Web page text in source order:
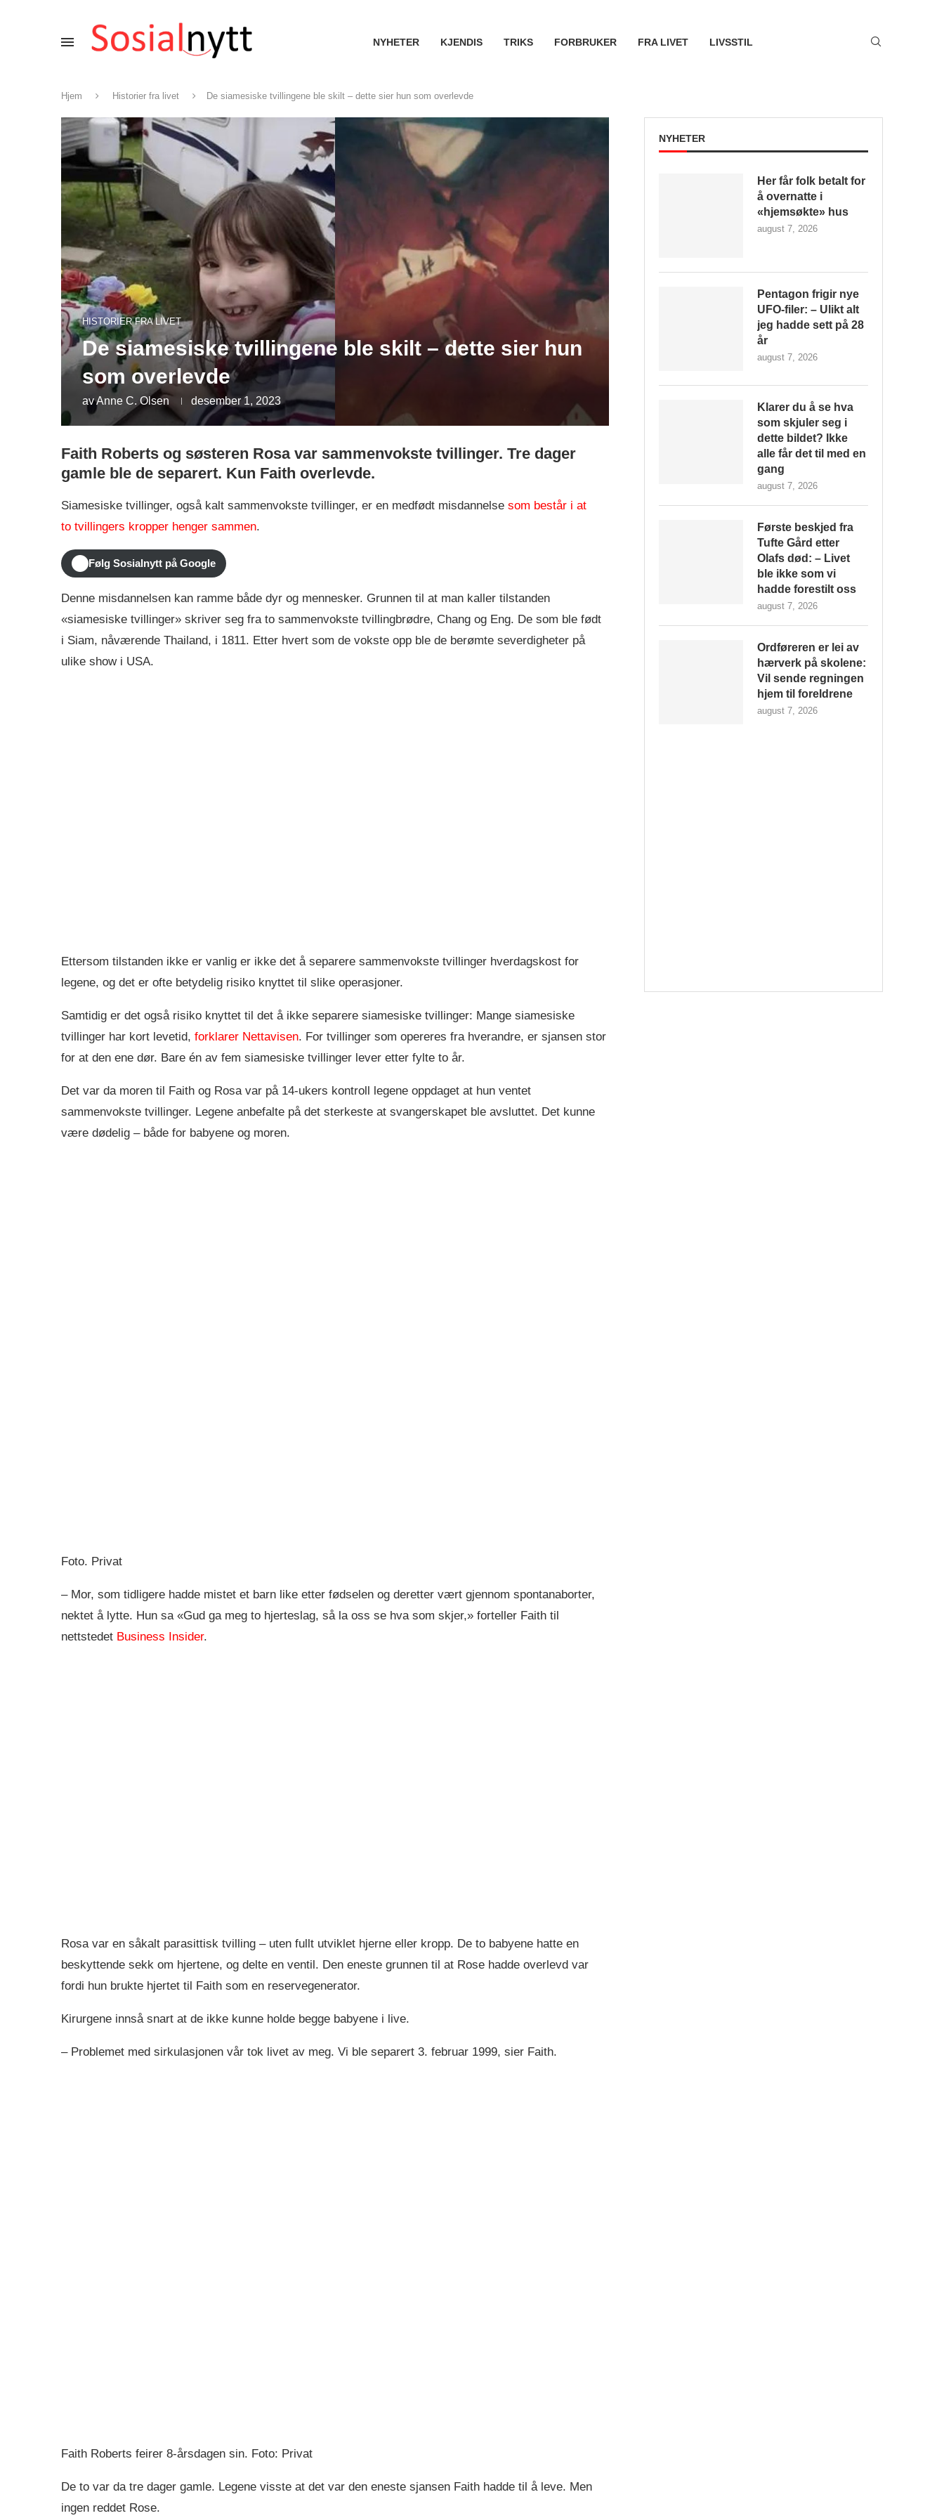
NYHETER KJENDIS TRIKS FORBRUKER FRA LIVET LIVSSTIL
Hjem Historier fra livet De siamesiske tvillingene ble skilt – dette sier hun som overlevde
HISTORIER FRA LIVET
De siamesiske tvillingene ble skilt – dette sier hun
som overlevde
avAnne C. Olsen desember 1, 2023
Faith Roberts og søsteren Rosa var sammenvokste tvillinger. Tre dager
gamle ble de separert. Kun Faith overlevde.
Siamesiske tvillinger, også kalt sammenvokste tvillinger, er en medfødt misdannelse som består i at
to tvillingers kropper henger sammen.
Følg Sosialnytt på Google
Denne misdannelsen kan ramme både dyr og mennesker. Grunnen til at man kaller tilstanden
«siamesiske tvillinger» skriver seg fra to sammenvokste tvillingbrødre, Chang og Eng. De som ble født
i Siam, nåværende Thailand, i 1811. Etter hvert som de vokste opp ble de berømte severdigheter på
ulike show i USA.
Ettersom tilstanden ikke er vanlig er ikke det å separere sammenvokste tvillinger hverdagskost for
legene, og det er ofte betydelig risiko knyttet til slike operasjoner.
Samtidig er det også risiko knyttet til det å ikke separere siamesiske tvillinger: Mange siamesiske
tvillinger har kort levetid, forklarer Nettavisen. For tvillinger som opereres fra hverandre, er sjansen stor
for at den ene dør. Bare én av fem siamesiske tvillinger lever etter fylte to år.
Det var da moren til Faith og Rosa var på 14-ukers kontroll legene oppdaget at hun ventet
sammenvokste tvillinger. Legene anbefalte på det sterkeste at svangerskapet ble avsluttet. Det kunne
være dødelig – både for babyene og moren.
Foto. Privat
– Mor, som tidligere hadde mistet et barn like etter fødselen og deretter vært gjennom spontanaborter,
nektet å lytte. Hun sa «Gud ga meg to hjerteslag, så la oss se hva som skjer,» forteller Faith til
nettstedet Business Insider.
Rosa var en såkalt parasittisk tvilling – uten fullt utviklet hjerne eller kropp. De to babyene hatte en
beskyttende sekk om hjertene, og delte en ventil. Den eneste grunnen til at Rose hadde overlevd var
fordi hun brukte hjertet til Faith som en reservegenerator.
Kirurgene innså snart at de ikke kunne holde begge babyene i live.
– Problemet med sirkulasjonen vår tok livet av meg. Vi ble separert 3. februar 1999, sier Faith.
Faith Roberts feirer 8-årsdagen sin. Foto: Privat
De to var da tre dager gamle. Legene visste at det var den eneste sjansen Faith hadde til å leve. Men
ingen reddet Rose.
NYHETER
Her får folk betalt for
å overnatte i
«hjemsøkte» hus
august 7, 2026
Pentagon frigir nye
UFO-filer: – Ulikt alt
jeg hadde sett på 28
år
august 7, 2026
Klarer du å se hva
som skjuler seg i
dette bildet? Ikke
alle får det til med en
gang
august 7, 2026
Første beskjed fra
Tufte Gård etter
Olafs død: – Livet
ble ikke som vi
hadde forestilt oss
august 7, 2026
Ordføreren er lei av
hærverk på skolene:
Vil sende regningen
hjem til foreldrene
august 7, 2026